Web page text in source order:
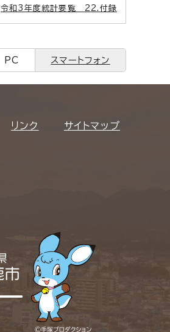
令和3年度統計要覧 22.付録
PC スマートフォン
リンク サイトマップ